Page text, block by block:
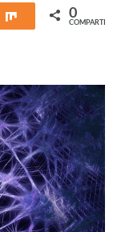
Compartir
0
COMPARTIR